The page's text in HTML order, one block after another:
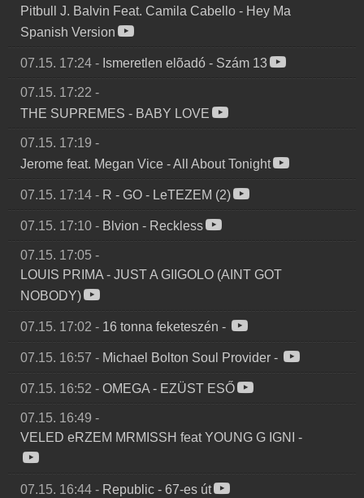
Pitbull J. Balvin Feat. Camila Cabello - Hey Ma
Spanish Version
07.15. 17:24 - Ismeretlen elõadó - Szám 13
07.15. 17:22 -
THE SUPREMES - BABY LOVE
07.15. 17:19 -
Jerome feat. Megan Vice -All About Tonight
07.15. 17:14 - R - GO - LeTEZEM (2)
07.15. 17:10 - Blvion - Reckless
07.15. 17:05 -
LOUIS PRIMA - JUST A GIIGOLO (AINT GOT
NOBODY)
07.15. 17:02 - 16 tonna feketeszén -
07.15. 16:57 - Michael Bolton Soul Provider -
07.15. 16:52 - OMEGA - EZÜST ESŐ
07.15. 16:49 -
VELED eRZEM MRMISSH feat YOUNG G IGNI
-
07.15. 16:44 - Republic - 67-es út